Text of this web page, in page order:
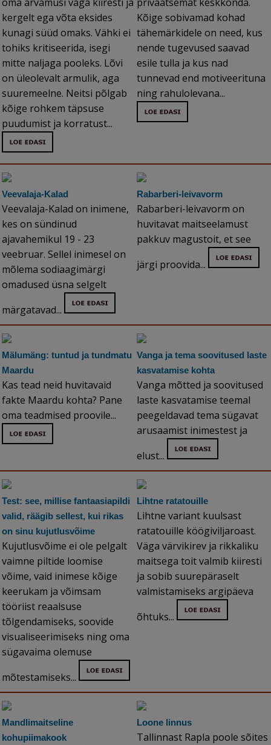
kergelt ega võta eksides
kunagi süüd omaks. Vähki ei
tohiks kritiseerida, isegi
mitte naljaga pooleks. Lõvi
on üleolevalt armulik, aga
suuremeelne. Neitsi põlgab
kõige rohkem täpsuse
puudumist ja korratust...
Kõige sobivamad kohad
tähemärkidele on need, kus
nende tugevused saavad
esile tulla ja kus nad
tunnevad end motiveerituna
ning rahulolevana...
Veevalaja-Kalad
Veevalaja-Kalad on inimene,
kes on sündinud
ajavahemikul 19 - 23
veebruar. Sellel inimesel on
mõlema sodiaagimärgi
omadused üsna selgelt
märgatavad...
Rabarberi-leivavorm
Rabarberi-leivavorm on
huvitavat maitseelamust
pakkuv magustoit, et see
järgi proovida...
Mälumäng: tuntud ja tundmatu
Maardu
Kas tead neid huvitavaid
fakte Maardu kohta? Pane
oma teadmised proovile...
Vanga ja tema soovitused laste
kasvatamise kohta
Vanga mõtted ja soovitused
laste kasvatamise teemal
peegeldavad tema sügavat
arusaamist inimestest ja
elust...
Test: see, millise fantaasiapildi
valid, räägib sellest, kui rikas
on sinu kujutlusvõime
Kujutlusvõime ei ole pelgalt
vaimne piltide loomise
võime, vaid inimese kõige
keerukam ja võimsam
tööriist reaalsuse
tõlgendamiseks, soovide
visualiseerimiseks ning oma
sügavaima olemuse
mõtestamiseks...
Lihtne ratatouille
Lihtne variant kuulsast
ratatouille köögiviljaroast.
Väga värvikirev ja rikkaliku
maitsega toit valmib kiiresti
ja sobib suurepäraselt
valmistamiseks argipäeva
õhtuks...
Mandlimaitseline
kohupiimakook
Loone linnus
Tallinnast Rapla poole sõites